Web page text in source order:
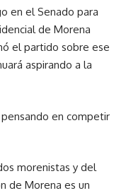
en el Senado para
de Morena
el partido sobre ese
aspirando a la
en competir
morenistas y del
de Morena es un